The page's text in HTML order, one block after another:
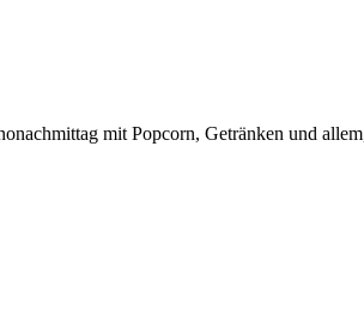
mit Popcorn, Getränken und